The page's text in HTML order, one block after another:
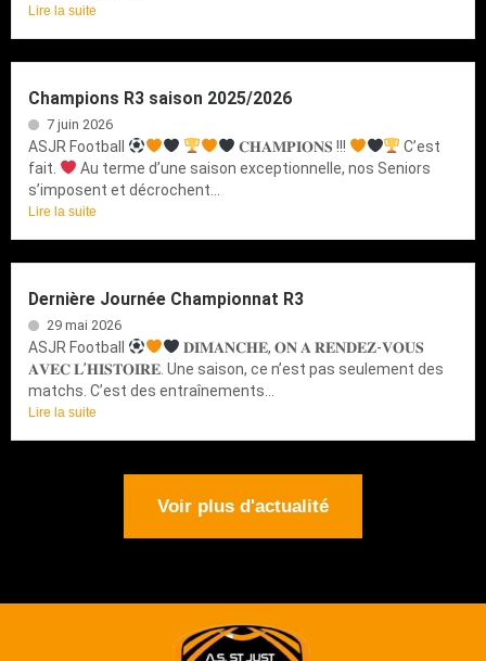
Lire la suite
Champions R3 saison 2025/2026
7 juin 2026
ASJR Football 𝐂𝐇𝐀𝐌𝐏𝐈𝐎𝐍𝐒 !!!
C’est
fait.
Au terme d’une saison exceptionnelle, nos Seniors
s’imposent et décrochent...
Lire la suite
Dernière Journée Championnat R3
29 mai 2026
ASJR Football
𝐃𝐈𝐌𝐀𝐍𝐂𝐇𝐄, 𝐎𝐍 𝐀 𝐑𝐄𝐍𝐃𝐄𝐙-𝐕𝐎𝐔𝐒
𝐀𝐕𝐄𝐂 𝐋’𝐇𝐈𝐒𝐓𝐎𝐈𝐑𝐄. Une saison, ce n’est pas seulement des
matchs. C’est des entraînements...
Lire la suite
Voir plus d'actualité